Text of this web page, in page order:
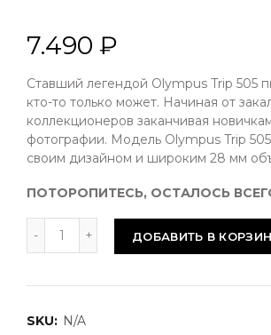
7.490 ₽
Ставший легендой Olympus Trip 505
кто-то только может. Начиная от
коллекционеров заканчивая
фотографии. Модель Olympus Trip
своим дизайном и широким 28 мм
ПОТОРОПИТЕСЬ, ОСТАЛОСЬ
ДОБАВИТЬ В
SKU: N/A